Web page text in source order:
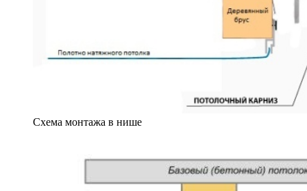
Схема монтажа в нише